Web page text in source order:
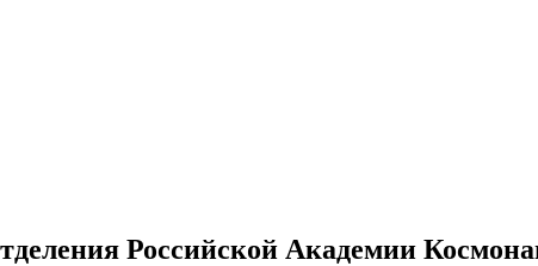
Российской Академии